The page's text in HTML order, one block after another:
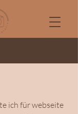
ich für webseite